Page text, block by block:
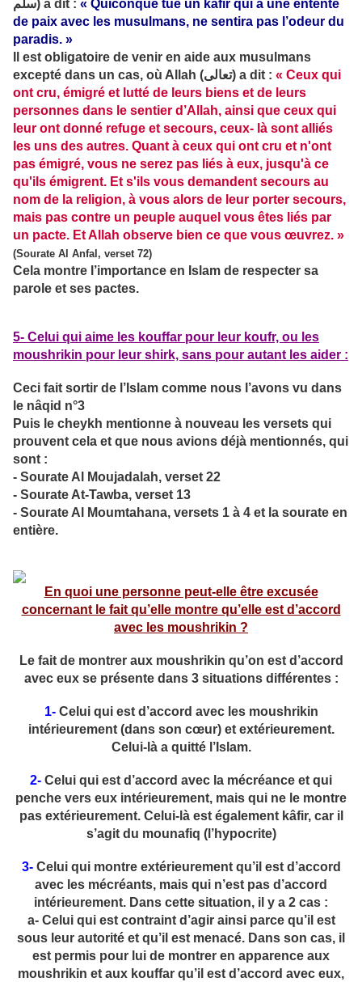
سلم) a dit : « Quiconque tue un kâfir qui a une entente
de paix avec les musulmans, ne sentira pas l’odeur du
paradis. »
Il est obligatoire de venir en aide aux musulmans
excepté dans un cas, où Allah (تعالى) a dit : « Ceux qui
ont cru, émigré et lutté de leurs biens et de leurs
personnes dans le sentier d’Allah, ainsi que ceux qui
leur ont donné refuge et secours, ceux- là sont alliés
les uns des autres. Quant à ceux qui ont cru et n'ont
pas émigré, vous ne serez pas liés à eux, jusqu'à ce
qu'ils émigrent. Et s'ils vous demandent secours au
nom de la religion, à vous alors de leur porter secours,
mais pas contre un peuple auquel vous êtes liés par
un pacte. Et Allah observe bien ce que vous œuvrez. »
(Sourate Al Anfal, verset 72)
Cela montre l’importance en Islam de respecter sa
parole et ses pactes.
5- Celui qui aime les kouffar pour leur koufr, ou les
moushrikin pour leur shirk, sans pour autant les aider :
Ceci fait sortir de l’Islam comme nous l’avons vu dans
le nâqid n°3
Puis le cheykh mentionne à nouveau les versets qui
prouvent cela et que nous avions déjà mentionnés, qui
sont :
- Sourate Al Moujadalah, verset 22
- Sourate At-Tawba, verset 13
- Sourate Al Moumtahana, versets 1 à 4 et la sourate en
entière.
En quoi une personne peut-elle être excusée
concernant le fait qu’elle montre qu’elle est d’accord
avec les moushrikin ?
Le fait de montrer aux moushrikin qu’on est d’accord
avec eux se présente dans 3 situations différentes :
1-Celui qui est d’accord avec les moushrikin
intérieurement (dans son cœur) et extérieurement.
Celui-là a quitté l’Islam.
2- Celui qui est d’accord avec la mécréance et qui
penche vers eux intérieurement, mais qui ne le montre
pas extérieurement. Celui-là est également kâfir, car il
s’agit du mounafiq (l’hypocrite)
3-Celui qui montre extérieurement qu’il est d’accord
avec les mécréants, mais qui n’est pas d’accord
intérieurement. Dans cette situation, il y a 2 cas :
a- Celui qui est contraint d’agir ainsi parce qu’il est
sous leur autorité et qu’il est menacé. Dans son cas, il
est permis pour lui de montrer en apparence aux
moushrikin et aux kouffar qu’il est d’accord avec eux,